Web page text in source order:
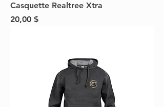
Casquette Realtree Xtra
Prix
20,00 $